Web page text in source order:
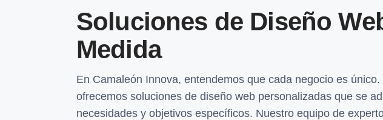
Soluciones de Diseño
Medida
En Camaleón Innova, entendemos que cada negocio es único.
ofrecemos soluciones de diseño web personalizadas que se
necesidades y objetivos específicos. Nuestro equipo de